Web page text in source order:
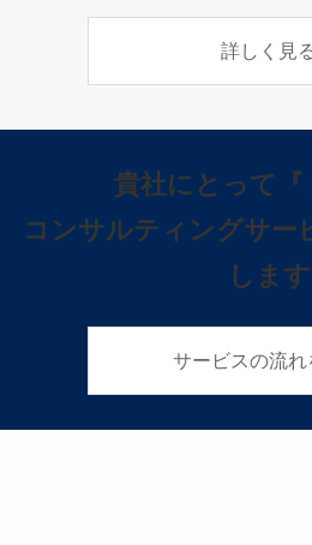
詳しく見
貴社にとって 『
コンサルティングサー
します
サービスの流れ